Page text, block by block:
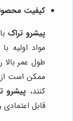
کیفیت
پیشرو تراک
مواد اولیه
طول عمر بالا
ممکن است از
کنند، پیشرو
قابل اعتمادی